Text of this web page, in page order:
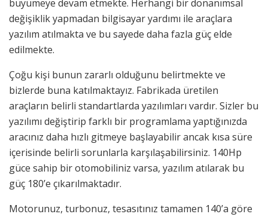
büyümeye devam etmekte. Herhangi bir donanımsal
değişiklik yapmadan bilgisayar yardımı ile araçlara
yazılım atılmakta ve bu sayede daha fazla güç elde
edilmekte.
Çoğu kişi bunun zararlı olduğunu belirtmekte ve
bizlerde buna katılmaktayız. Fabrikada üretilen
araçların belirli standartlarda yazılımları vardır. Sizler bu
yazılımı değiştirip farklı bir programlama yaptığınızda
aracınız daha hızlı gitmeye başlayabilir ancak kısa süre
içerisinde belirli sorunlarla karşılaşabilirsiniz. 140Hp
güce sahip bir otomobiliniz varsa, yazılım atılarak bu
güç 180’e çıkarılmaktadır.
Motorunuz, turbonuz, tesasıtınız tamamen 140’a göre